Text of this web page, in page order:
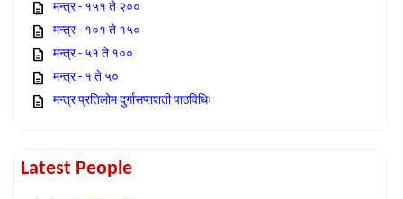
मन्त्र - १५१ ते २००
मन्त्र - १०१ ते १५०
मन्त्र - ५१ ते १००
मन्त्र - १ ते ५०
मन्त्र प्रतिलोम दुर्गासप्तशती पाठविधिः
Latest People